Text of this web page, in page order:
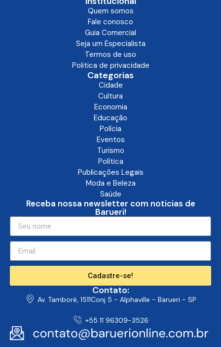
Quem somos
Fale conosco
Guia Comercial
Seja um Especialista
Termos de uso
Politica de privacidade
Categorias
Cidade
Cultura
Economia
Educação
Polícia
Eventos
Turismo
Política
Publicações Legais
Moda e Beleza
Saúde
Receba nossa newsletter com noticias de
Barueri!
Cadastre-se!
Contato:
Av. Tamboré, 1511Conj 5 - Alphaville - Barueri - SP
+55 11 96309-3526